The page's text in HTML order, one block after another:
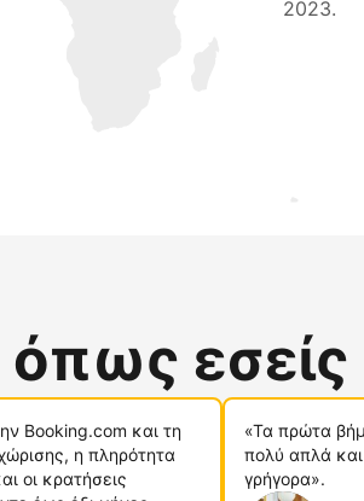
2023.
όπως εσείς
Booking.com και τη
η πληρότητα
οι κρατήσεις
«Τα πρώτα
πολύ απλά και
γρήγορα».